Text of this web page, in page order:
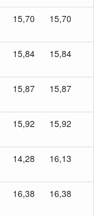
15,70 15,70
15,84 15,84
15,87 15,87
15,92 15,92
14,28 16,13
16,38 16,38